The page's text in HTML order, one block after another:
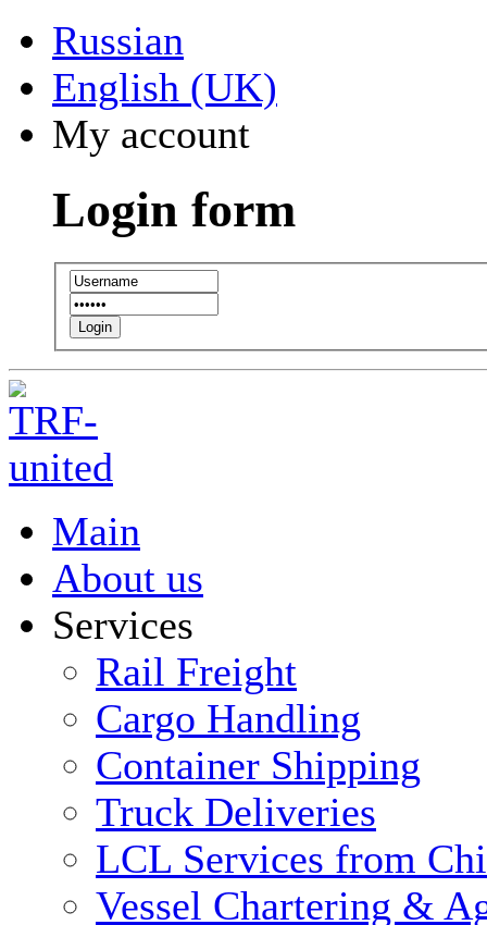
Russian
English (UK)
My account
Login form
Login
Main
About us
Services
Rail Freight
Cargo Handling
Container Shipping
Truck Deliveries
LCL Services from
Vessel Chartering &